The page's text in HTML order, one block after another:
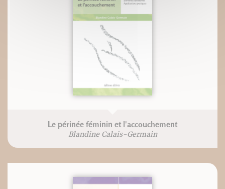
Le périnée féminin et l'accouchement
Blandine Calais-Germain